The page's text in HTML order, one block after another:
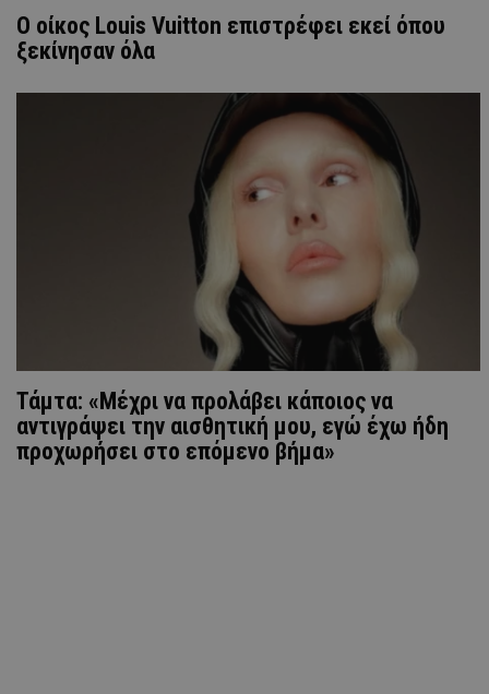
Ο οίκος Louis Vuitton επιστρέφει εκεί όπου
ξεκίνησαν όλα
Τάμτα: «Μέχρι να προλάβει κάποιος να
αντιγράψει την αισθητική μου, εγώ έχω ήδη
προχωρήσει στο επόμενο βήμα»